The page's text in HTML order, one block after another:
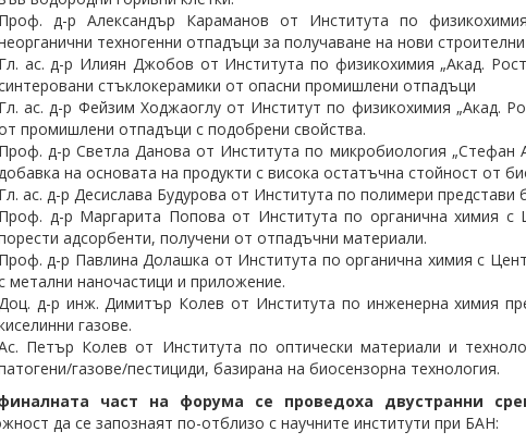
Проф. д-р Александър Караманов от Института по
техногенни отпадъци за получаване на нови
Гл. ас. д-р Илиян Джобов от Института по физикохимия „Акад.
стъклокерамики от опасни промишлени отпадъци
Гл. ас. д-р Фейзим Ходжаоглу от Институт по физикохимия „Акад.
промишлени отпадъци с подобрени свойства.
Проф. д-р Светла Данова от Института по микробиология „Стефан
на основата на продукти с висока остатъчна стойност от
Гл. ас. д-р Десислава Будурова от Института по полимери
Проф. д-р Маргарита Попова от Института по органична химия
адсорбенти, получени от отпадъчни материали.
Проф. д-р Павлина Долашка от Института по органична химия с
метални наночастици и приложение.
д-р инж. Димитър Колев от Института по инженерна химия
газове.
Петър Колев от Института по оптически материали и
газове/пестициди, базирана на биосензорна технология.
част на форума се проведоха двустранни
да се запознаят по-отблизо с научните институти при БАН: